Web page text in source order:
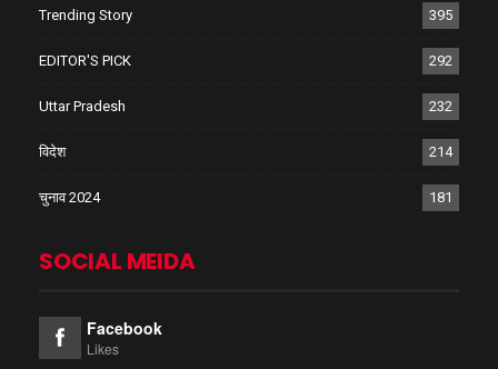
Trending Story 395
EDITOR'S PICK 292
Uttar Pradesh 232
विदेश 214
चुनाव 2024 181
SOCIAL MEIDA
Facebook
Likes